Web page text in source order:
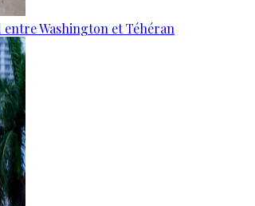
entre Washington et Téhéran